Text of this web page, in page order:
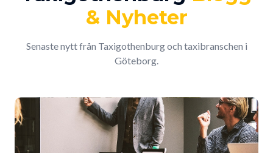
& Nyheter
Senaste nytt från Taxigothenburg och taxibranschen i
Göteborg.